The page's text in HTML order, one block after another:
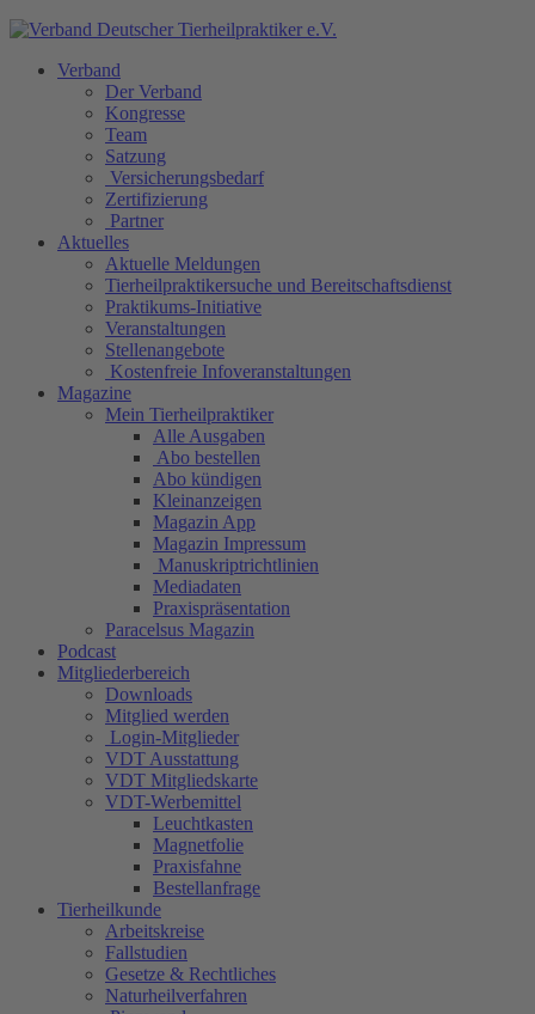
Verband
Der Verband
Kongresse
Team
Satzung
Versicherungsbedarf
Zertifizierung
Partner
Aktuelles
Aktuelle Meldungen
Tierheilpraktikersuche und Bereitschaftsdienst
Praktikums-Initiative
Veranstaltungen
Stellenangebote
Kostenfreie Infoveranstaltungen
Magazine
Mein Tierheilpraktiker
Alle Ausgaben
Abo bestellen
Abo kündigen
Kleinanzeigen
Magazin App
Magazin Impressum
Manuskriptrichtlinien
Mediadaten
Praxispräsentation
Paracelsus Magazin
Podcast
Mitgliederbereich
Downloads
Mitglied werden
Login-Mitglieder
VDT Ausstattung
VDT Mitgliedskarte
VDT-Werbemittel
Leuchtkasten
Magnetfolie
Praxisfahne
Bestellanfrage
Tierheilkunde
Arbeitskreise
Fallstudien
Gesetze & Rechtliches
Naturheilverfahren